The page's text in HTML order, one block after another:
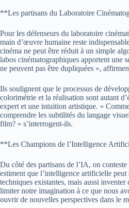
**Les partisans du Laboratoire
Pour les défenseurs du laboratoire
main d’œuvre humaine reste
cinéma ne peut être réduit à un simple
labos cinématographiques apportent une
ne peuvent pas être dupliquées »,
Ils soulignent que le processus de
colorimétrie et la réalisation sont autant
expert et une intuition artistique. «
comprendre les subtilités du langage
film? » s’interrogent-ils.
**Les Champions de l’Intelligence
Du côté des partisans de l’IA, on
estiment que l’intelligence artificielle
techniques existantes, mais aussi
limiter notre imagination à ce que nous
ouvrir de nouvelles perspectives dans le